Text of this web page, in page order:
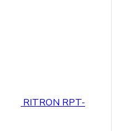
RITRON RPT-